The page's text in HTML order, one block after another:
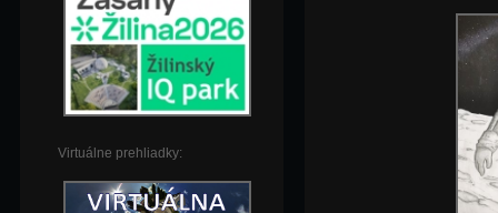
Virtuálne prehliadky: